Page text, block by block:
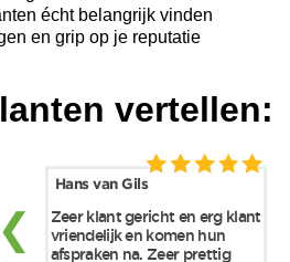
écht belangrijk vinden
en grip op je reputatie
vertellen: